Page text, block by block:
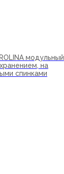
модульный,
на
спинками